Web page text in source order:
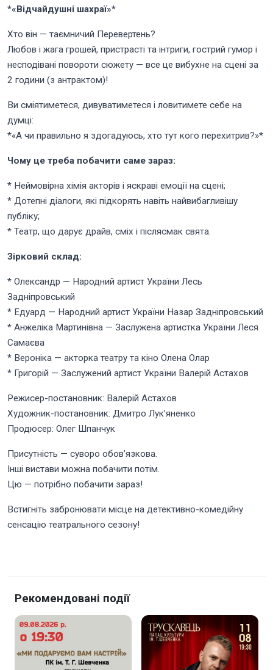
*«Відчайдушні шахраї»*
Хто він — таємничий Перевертень?
Любов і жага грошей, пристрасті та інтриги, гострий гумор і
несподівані повороти сюжету — все це вибухне на сцені за
2 години (з антрактом)!
Ви сміятиметеся, дивуватиметеся і ловитимете себе на
думці:
*«А чи правильно я здогадуюсь, хто тут кого перехитрив?»*
Чому це треба побачити саме зараз:
* Неймовірна хімія акторів і яскраві емоції на сцені;
* Дотепні діалоги, які підкорять навіть найвибагливішу
публіку;
* Театр, що дарує драйв, сміх і післясмак свята.
Зірковий склад:
* Олександр — Народний артист України Лесь
Задніпровський
* Едуард — Народний артист України Назар Задніпровський
* Анжеліка Мартинівна — Заслужена артистка України Леся
Самаєва
* Вероніка — акторка театру та кіно Олена Олар
* Григорій — Заслужений артист України Валерій Астахов
Режисер-постановник: Валерій Астахов
Художник-постановник: Дмитро Лук’яненко
Продюсер: Олег Шпанчук
Присутність — суворо обов’язкова.
Інші вистави можна побачити потім.
Цю — потрібно побачити зараз!
Встигніть забронювати місце на детективно-комедійну
сенсацію театрального сезону!
Рекомендовані події